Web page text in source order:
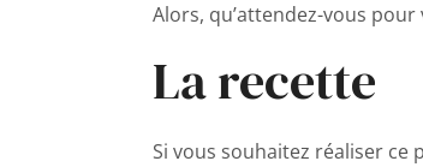
Alors, qu’attendez-vous
La recette
Si vous souhaitez réaliser ce